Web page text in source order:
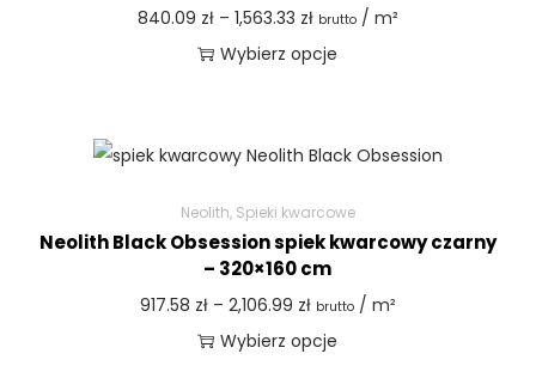
840.09 zł – 1,563.33 zł brutto/ m²
Wybierz opcje
Neolith, Spieki kwarcowe
Neolith Black Obsession spiek kwarcowy czarny
– 320×160 cm
917.58 zł – 2,106.99 zł brutto/ m²
Wybierz opcje